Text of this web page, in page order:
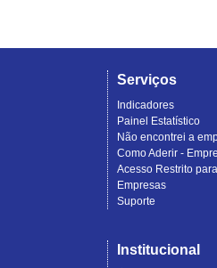
Serviços
Indicadores
Painel Estatístico
Não encontrei a
Como Aderir -
Acesso Restrito
Empresas
Suporte
Institucional